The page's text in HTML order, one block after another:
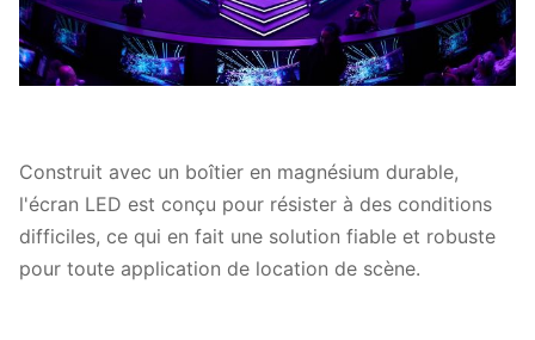
Construit avec un boîtier en magnésium durable,
l'écran LED est conçu pour résister à des conditions
difficiles, ce qui en fait une solution fiable et robuste
pour toute application de location de scène.